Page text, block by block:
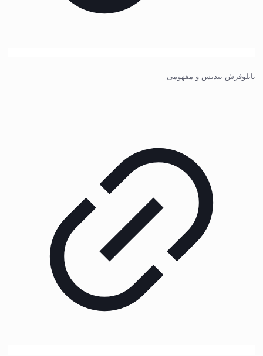
تابلوفرش تندیس و مفهومی